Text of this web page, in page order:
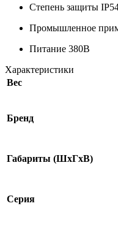
Степень защиты
Промышленное
Питание 380В
Характеристики
Вес
Бренд
Габариты (ШхГхВ)
Серия